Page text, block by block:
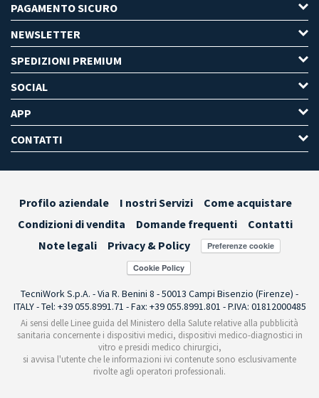
PAGAMENTO SICURO
NEWSLETTER
SPEDIZIONI PREMIUM
SOCIAL
APP
CONTATTI
Profilo aziendale I nostri Servizi
Come acquistare
Condizioni di vendita
Domande frequenti
Contatti
Note legali
Privacy & Policy Preferenze cookie
TecniWork S.p.A. - Via R. Benini 8 - 50013 Campi Bisenzio (Firenze) -
ITALY - Tel: +39 055.8991.71 - Fax: +39 055.8991.801 - P.IVA: 01812000485
Ai sensi delle Linee guida del Ministero della Salute relative alla pubblicità
sanitaria concernente i dispositivi medici, dispositivi medico-diagnostici in
vitro e presidi medico chirurgici,
si avvisa l'utente che le informazioni ivi contenute sono esclusivamente
rivolte agli operatori professionali.